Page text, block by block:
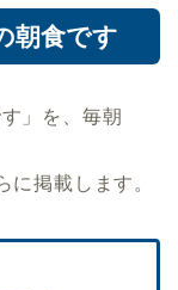
朝食です
」を、毎朝
掲載します。